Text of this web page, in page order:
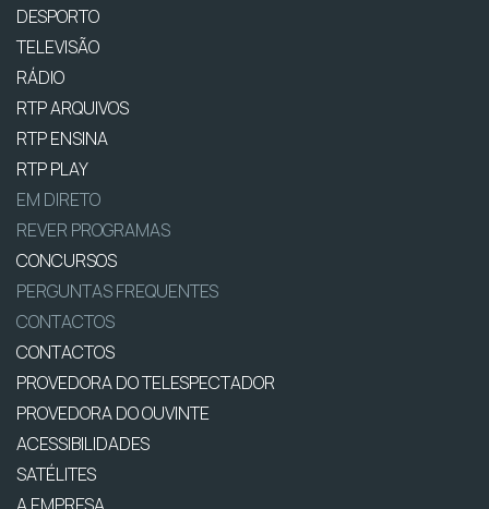
DESPORTO
TELEVISÃO
RÁDIO
RTP ARQUIVOS
RTP ENSINA
RTP PLAY
EM DIRETO
REVER PROGRAMAS
CONCURSOS
PERGUNTAS FREQUENTES
CONTACTOS
CONTACTOS
PROVEDORA DO TELESPECTADOR
PROVEDORA DO OUVINTE
ACESSIBILIDADES
SATÉLITES